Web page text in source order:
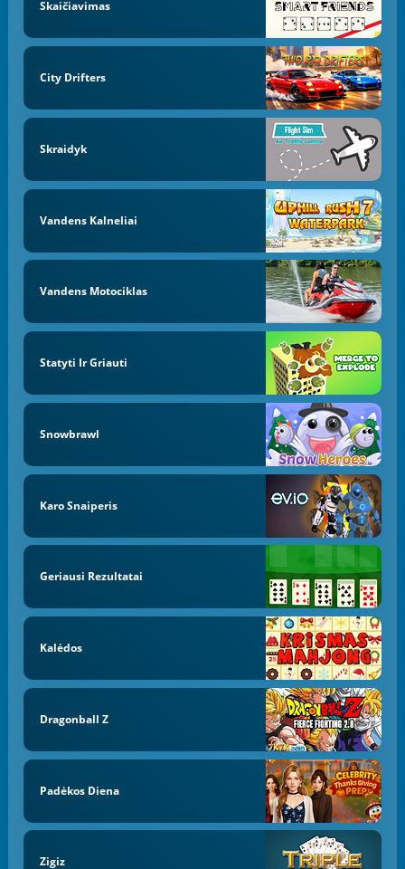
Skaičiavimas
City Drifters
Skraidyk
Vandens Kalneliai
Vandens Motociklas
Statyti Ir Griauti
Snowbrawl
Karo Snaiperis
Geriausi Rezultatai
Kalėdos
Dragonball Z
Padėkos Diena
Zigiz